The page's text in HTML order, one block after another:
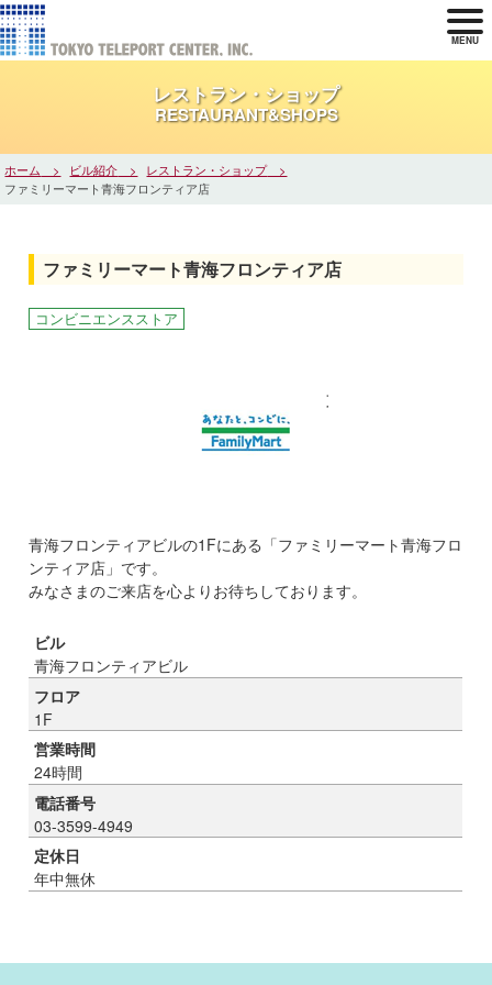
MENU
レストラン・ショップ
RESTAURANT&SHOPS
ホーム ビル紹介
レストラン・ショップ
ファミリーマート青海フロンティア店
ファミリーマート青海フロンティア店
コンビニエンスストア
青海フロンティアビルの1Fにある「ファミリーマート青海フロ
ンティア店」です。
みなさまのご来店を心よりお待ちしております。
ビル
青海フロンティアビル
フロア
1F
営業時間
24時間
電話番号
03-3599-4949
定休日
年中無休